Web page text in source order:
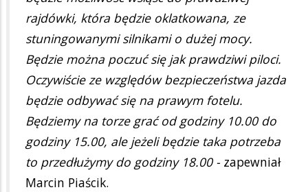
rajdówki, która będzie oklatkowana, ze
stuningowanymi silnikami o dużej mocy.
Będzie można poczuć się jak prawdziwi piloci.
Oczywiście ze względów bezpieczeństwa jazda
będzie odbywać się na prawym fotelu.
Będziemy na torze grać od godziny 10.00 do
godziny 15.00, ale jeżeli będzie taka potrzeba
to przedłużymy do godziny 18.00 - zapewniał
Marcin Piaścik.